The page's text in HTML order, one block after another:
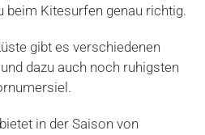
beim Kitesurfen genau richtig.
gibt es verschiedenen
dazu auch noch ruhigsten
in der Saison von